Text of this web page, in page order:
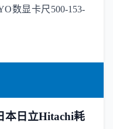
数显卡尺500-153-
本日立Hitachi耗